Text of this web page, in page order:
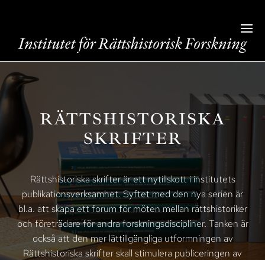
RÄTTSHISTORISKA
SKRIFTER
Rättshistoriska skrifter är ett nytillskott i institutets
publikationsverksamhet. Syftet med den nya serien är
bl.a. att skapa ett forum för möten mellan rättshistoriker
och företrädare för andra forskningsdiscipliner. Tanken är
också att den mer lättillgängliga utformningen av
Rättshistoriska skrifter skall stimulera publiceringen av